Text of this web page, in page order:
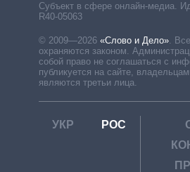
Субъект в сфере онлайн-медиа.
R40-05063
© 2009—2026 «Слово и Дело».
охраняются законом.
собой право не соглашаться с
публикуется на сайте,
являются третьи лица.
УКР РОС